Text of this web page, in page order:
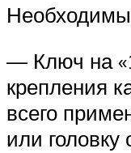
— Ключ на
крепления
всего
или головку